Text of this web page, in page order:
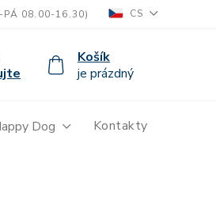
PÁ 08.00-16.30) CS
Košík
je prázdný
Dog Kontakty